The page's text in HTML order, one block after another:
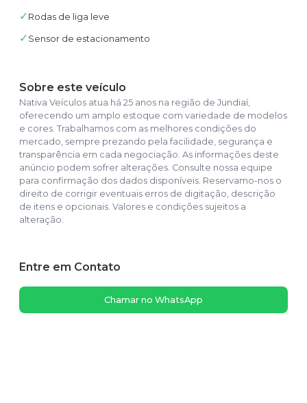
✓ Rodas de liga leve
✓ Sensor de estacionamento
Sobre este veículo
Nativa Veículos atua há 25 anos na região de Jundiaí,
oferecendo um amplo estoque com variedade de modelos
e cores. Trabalhamos com as melhores condições do
mercado, sempre prezando pela facilidade, segurança e
transparência em cada negociação. As informações deste
anúncio podem sofrer alterações. Consulte nossa equipe
para confirmação dos dados disponíveis. Reservamo-nos o
direito de corrigir eventuais erros de digitação, descrição
de itens e opcionais. Valores e condições sujeitos a
alteração.
Entre em Contato
Chamar no WhatsApp